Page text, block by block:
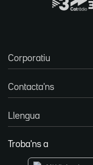
Corporatiu
Contacta'ns
Llengua
Troba'ns a